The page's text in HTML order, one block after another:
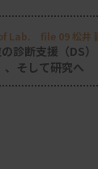
くわくする
が重要で、
りにおいて
は大きいで
Lab. file 09 松井
生物遺伝子検査室）
診断支援（DS
、そして研究へ